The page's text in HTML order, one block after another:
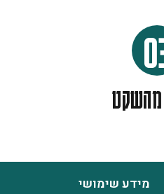
מהשקט
מידע שימושי